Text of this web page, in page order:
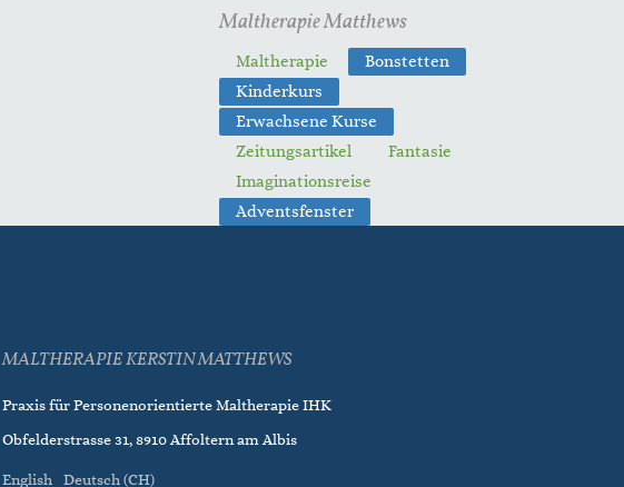
Maltherapie Matthews
Maltherapie
Bonstetten
Kinderkurs
Erwachsene Kurse
Zeitungsartikel
Fantasie
Imaginationsreise
Adventsfenster
MALTHERAPIE KERSTIN MATTHEWS
Praxis für Personenorientierte Maltherapie IHK
Obfelderstrasse 31, 8910 Affoltern am Albis
English Deutsch (CH)